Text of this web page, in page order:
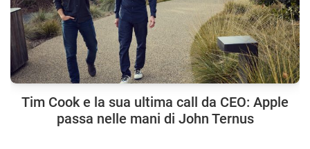
Tim Cook e la sua ultima call da CEO: Apple
passa nelle mani di John Ternus